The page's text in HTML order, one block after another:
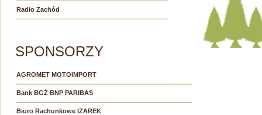
Radio Zachód
SPONSORZY
AGROMET MOTOIMPORT
Bank BGŻ BNP PARIBAS
Biuro Rachunkowe IZAREK